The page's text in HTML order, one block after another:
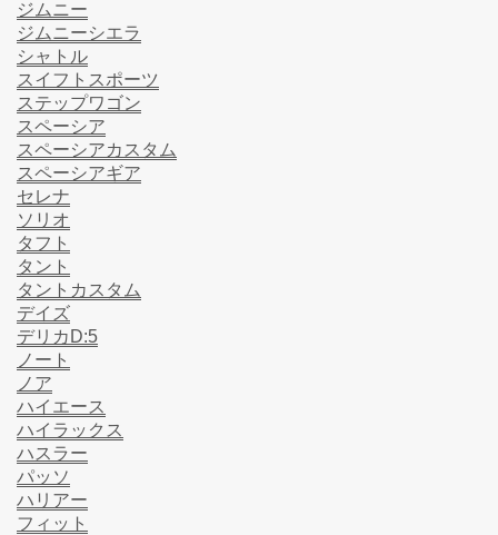
ジムニー
ジムニーシエラ
シャトル
スイフトスポーツ
ステップワゴン
スペーシア
スペーシアカスタム
スペーシアギア
セレナ
ソリオ
タフト
タント
タントカスタム
デイズ
デリカD:5
ノート
ノア
ハイエース
ハイラックス
ハスラー
パッソ
ハリアー
フィット